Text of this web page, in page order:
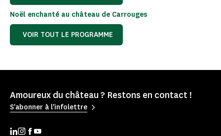
Noël enchanté au château de Carrouges
VOIR TOUT LE PROGRAMME
Amoureux du château ? Restons en contact !
S'abonner à l'infolettre